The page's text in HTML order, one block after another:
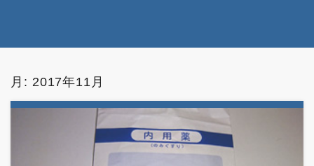
月: 2017年11月